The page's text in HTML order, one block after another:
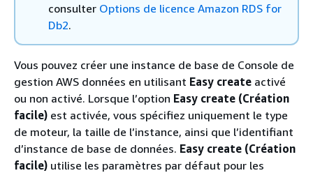
consulter Options de licence Amazon RDS for
Db2.
Vous pouvez créer une instance de base de Console de
gestion AWS données en utilisant Easy create activé
ou non activé. Lorsque l’option Easy create (Création
facile) est activée, vous spécifiez uniquement le type
de moteur, la taille de l’instance, ainsi que l’identifiant
d’instance de base de données. Easy create (Création
facile) utilise les paramètres par défaut pour les